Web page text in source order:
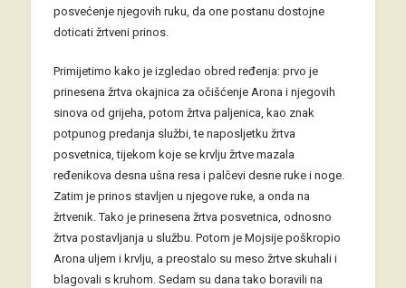
posvećenje njegovih ruku, da one postanu dostojne
doticati žrtveni prinos.
Primijetimo kako je izgledao obred ređenja: prvo je
prinesena žrtva okajnica za očišćenje Arona i njegovih
sinova od grijeha, potom žrtva paljenica, kao znak
potpunog predanja službi, te naposljetku žrtva
posvetnica, tijekom koje se krvlju žrtve mazala
ređenikova desna ušna resa i palčevi desne ruke i noge.
Zatim je prinos stavljen u njegove ruke, a onda na
žrtvenik. Tako je prinesena žrtva posvetnica, odnosno
žrtva postavljanja u službu. Potom je Mojsije poškropio
Arona uljem i krvlju, a preostalo su meso žrtve skuhali i
blagovali s kruhom. Sedam su dana tako boravili na